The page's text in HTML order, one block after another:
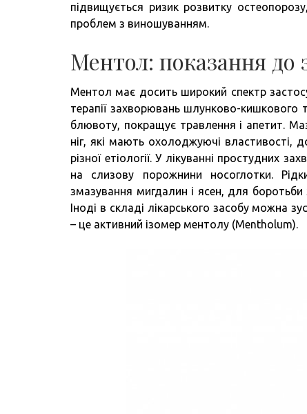
підвищується ризик розвитку
проблем з виношуванням.
Ментол: показання до
Ментол має досить широкий спектр
терапії захворювань шлунково-
блювоту, покращує травлення і апетит.
ніг, які мають охолоджуючі
різної етіології. У лікуванні простудних
на слизову порожнини носоглотки.
змазування мигдалин і ясен, для
Іноді в складі лікарського засобу можна
– це активний ізомер ментолу (Mentholum).